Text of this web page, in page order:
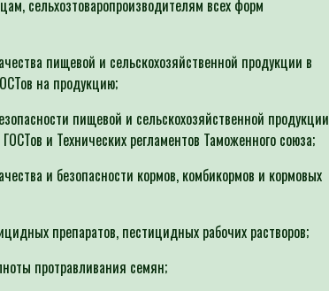
сельхозтоваропроизводителям всех форм
пищевой и сельскохозяйственной продукции в
на продукцию;
пищевой и сельскохозяйственной продукции
и Технических регламентов Таможенного союза;
и безопасности кормов, комбикормов и кормовых
препаратов, пестицидных рабочих растворов;
протравливания семян;